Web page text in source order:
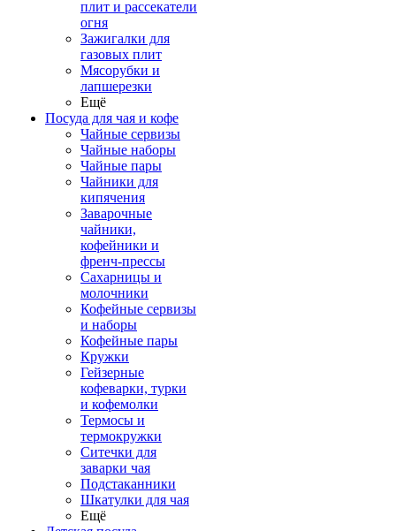
плит и рассекатели
огня
Зажигалки для
газовых плит
Мясорубки и
лапшерезки
Ещё
Посуда для чая и кофе
Чайные сервизы
Чайные наборы
Чайные пары
Чайники для
кипячения
Заварочные
чайники,
кофейники и
френч-прессы
Сахарницы и
молочники
Кофейные сервизы
и наборы
Кофейные пары
Кружки
Гейзерные
кофеварки, турки
и кофемолки
Термосы и
термокружки
Ситечки для
заварки чая
Подстаканники
Шкатулки для чая
Ещё